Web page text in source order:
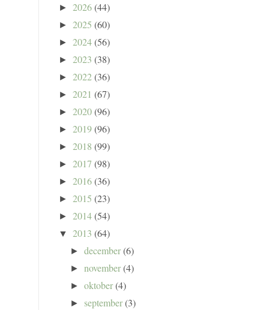
► 2026(44)
► 2025 (60)
► 2024(56)
► 2023 (38)
► 2022(36)
► 2021 (67)
► 2020(96)
► 2019(96)
► 2018 (99)
► 2017 (98)
► 2016(36)
► 2015 (23)
► 2014(54)
▼ 2013 (64)
►december(6)
►november(4)
►oktober(4)
► september(3)